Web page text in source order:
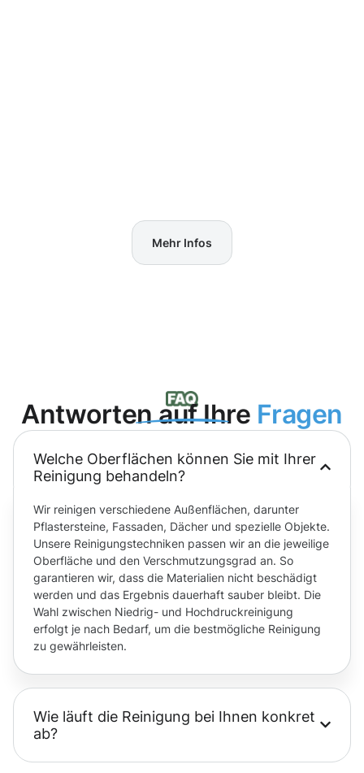
Mehr Infos
Antworten auf Ihre Fragen
Welche Oberflächen können Sie mit Ihrer
Reinigung behandeln?
Wir reinigen verschiedene Außenflächen, darunter
Pflastersteine, Fassaden, Dächer und spezielle Objekte.
Unsere Reinigungstechniken passen wir an die jeweilige
Oberfläche und den Verschmutzungsgrad an. So
garantieren wir, dass die Materialien nicht beschädigt
werden und das Ergebnis dauerhaft sauber bleibt. Die
Wahl zwischen Niedrig- und Hochdruckreinigung
erfolgt je nach Bedarf, um die bestmögliche Reinigung
zu gewährleisten.
Wie läuft die Reinigung bei Ihnen konkret
ab?